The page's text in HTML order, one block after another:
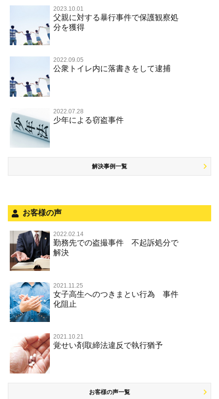
示談で解決してほしい
執行猶予にしてほしい
事件のことを秘密にしたい
被害届・告訴・告発されたら
器物損壊
脅迫・強要
業務妨害罪
公務執行妨害罪
逮捕・監禁
暴行・傷害
略取・誘拐・人身売買
淫行・援助交際（児童買春、淫行条例、児童福祉法違反）
不同意性交等罪（旧 強制性交等罪，準強制性交等罪），
監護者性交等罪
不同意わいせつ（旧 強制わいせつ，準強制わいせつ）
公然わいせつ罪，わいせつ物頒布等罪，淫行勧誘罪
児童ポルノ リベンジポルノ
盗撮，のぞき行為
財産犯 TOP
横領 背任
窃盗罪
恐喝
盗品売買・譲り受け等
事件別－薬物事件
薬物事件 TOP
覚せい剤
危険ドラッグ
大麻
麻薬及び向精神薬
事件別－交通違反・交通事故
交通違反・交通事故 TOP
交通事故 交通違反と刑事事件
自転車事故
人身事故・死亡事故
無免許運転
その他 TOP
児童虐待・保護責任者遺棄
住居侵入等
銃刀法違反
ストーカー事件
不正競争防止法
風営法・風適法違反
文書偽造・偽造文書行使
著作権法違反・商標法違反
放火・失火
名誉棄損罪・侮辱
公務員の逮捕・刑事事件
控訴・上告
国選弁護士と私選弁護士の違い
司法取引・刑事免責
取調べの注意点
少年事件の手続と特色
少年事件の処分
被害届・告訴・告発の不安や悩み
面会・差し入れ
2023.10.01
父親に対する暴行事件で保護観察処
分を獲得
2022.09.05
公衆トイレ内に落書きをして逮捕
2022.07.28
少年による窃盗事件
解決事例一覧
お客様の声
2022.02.14
勤務先での盗撮事件 不起訴処分で
解決
2021.11.25
女子高生へのつきまとい行為 事件
化阻止
2021.10.21
覚せい剤取締法違反で執行猶予
お客様の声一覧